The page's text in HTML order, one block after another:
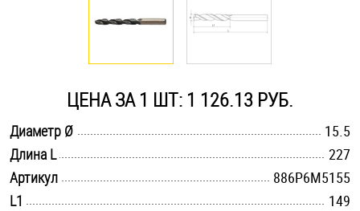
Саморезы и шурупы
Стопорные кольца
Такелаж
Хомуты
ЦЕНА ЗА 1 ШТ: 1 126.13 РУБ.
Диаметр Ø
15.5
Длина L
227
Артикул
886Р6М5155
L1
149